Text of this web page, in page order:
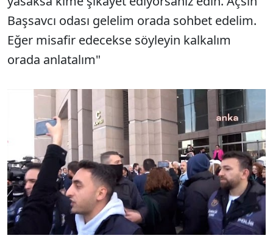
Başsavcı odası gelelim orada sohbet edelim.
Eğer misafir edecekse söyleyin kalkalım
orada anlatalım"